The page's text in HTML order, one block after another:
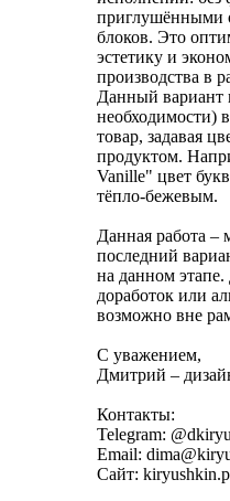
приглушёнными
блоков. Это
эстетику и
производства в
Данный вариант
необходимости)
товар, задавая
продуктом.
Vanille" цвет
тёпло-бежевым.
Данная работа
последний
на данном
доработок или
возможно вне
С уважением,
Дмитрий –
Контакты:
Telegram:
Email:
Сайт: